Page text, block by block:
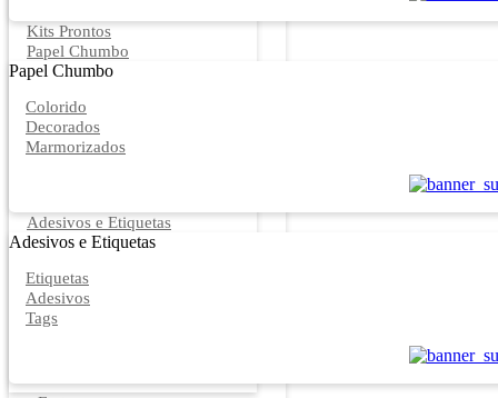
Kits Prontos
Papel Chumbo
Papel Chumbo
Colorido
Decorados
Marmorizados
Adesivos e Etiquetas
Adesivos e Etiquetas
Etiquetas
Adesivos
Tags